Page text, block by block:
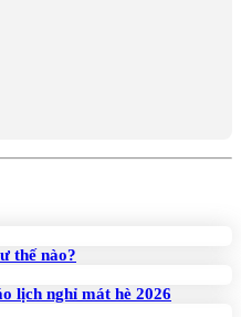
thế nào?
lịch nghỉ mát hè 2026